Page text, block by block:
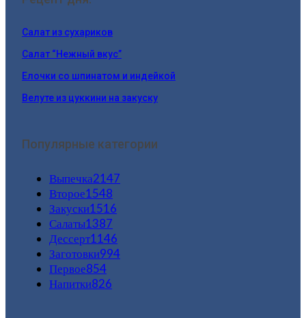
Салат из сухариков
Салат “Нежный вкус”
Елочки со шпинатом и индейкой
Велуте из цуккини на закуску
Популярные категории
Выпечка2147
Второе1548
Закуски1516
Салаты1387
Дессерт1146
Заготовки994
Первое854
Напитки826